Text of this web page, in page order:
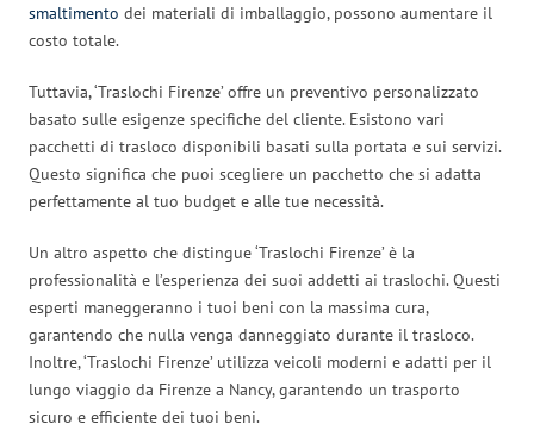
smaltimento dei materiali di imballaggio, possono aumentare il
costo totale.
Tuttavia, ‘Traslochi Firenze’ offre un preventivo personalizzato
basato sulle esigenze specifiche del cliente. Esistono vari
pacchetti di trasloco disponibili basati sulla portata e sui servizi.
Questo significa che puoi scegliere un pacchetto che si adatta
perfettamente al tuo budget e alle tue necessità.
Un altro aspetto che distingue ‘Traslochi Firenze’ è la
professionalità e l’esperienza dei suoi addetti ai traslochi. Questi
esperti maneggeranno i tuoi beni con la massima cura,
garantendo che nulla venga danneggiato durante il trasloco.
Inoltre, ‘Traslochi Firenze’ utilizza veicoli moderni e adatti per il
lungo viaggio da Firenze a Nancy, garantendo un trasporto
sicuro e efficiente dei tuoi beni.